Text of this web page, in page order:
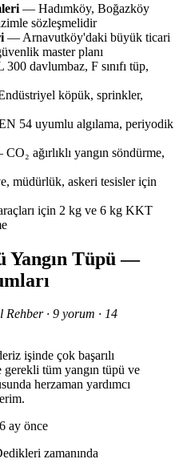
— Hadımköy, Boğazköy
sözleşmelidir
— Arnavutköy'daki büyük ticari
master planı
davlumbaz, F sınıfı tüp,
köpük, sprinkler,
54 uyumlu algılama, periyodik
ağırlıklı yangın söndürme,
müdürlük, askeri tesisler için
için 2 kg ve 6 kg KKT
Yangın Tüpü —
Rehber · 9 yorum · 14
işinde çok başarılı
tüm yangın tüpü ve
herzaman yardımcı
ay önce
zamanında